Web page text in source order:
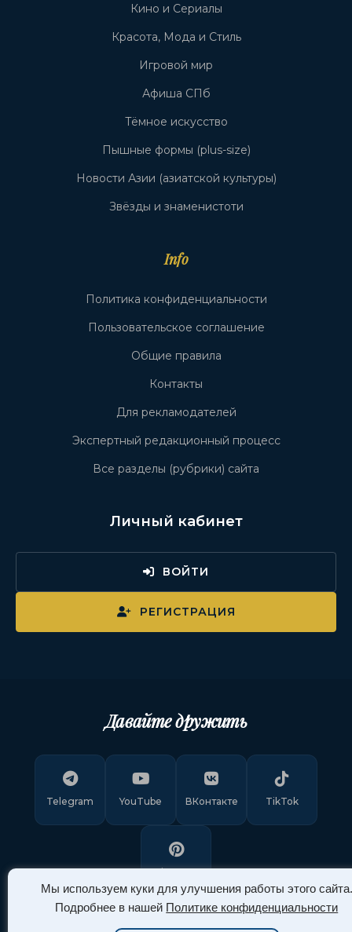
Мы используем куки для улучшения работы этого сайта.
Подробнее в нашей Политике конфиденциальности
Кино и Сериалы
Красота, Мода и Стиль
Игровой мир
Афиша СПб
Тёмное искусство
Пышные формы (plus-size)
Новости Азии (азиатской культуры)
Звёзды и знаменистоти
Info
Политика конфиденциальности
Пользовательское соглашение
Общие правила
Контакты
Для рекламодателей
Экспертный редакционный процесс
Все разделы (рубрики) сайта
Личный кабинет
ВОЙТИ
РЕГИСТРАЦИЯ
Давайте дружить
Telegram YouTube ВКонтакте TikTok
Pinterest